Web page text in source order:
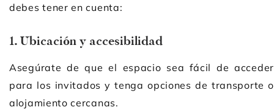
debes tener en cuenta:
1. Ubicación y accesibilidad
Asegúrate de que el espacio sea fácil de acceder
para los invitados y tenga opciones de transporte o
alojamiento cercanas.